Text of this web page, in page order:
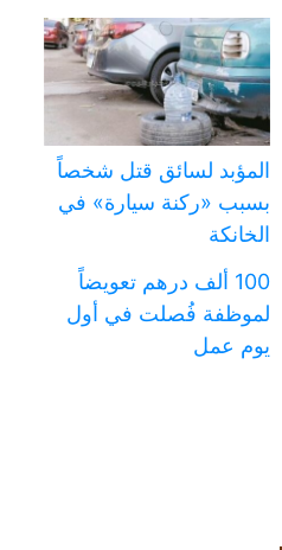
المؤبد لسائق قتل شخصاً
بسبب «ركنة سيارة» في
الخانكة
100 ألف درهم تعويضاً
لموظفة فُصلت في أول
يوم عمل